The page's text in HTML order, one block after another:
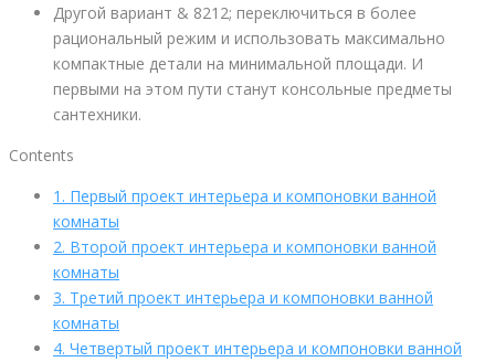
Другой вариант & 8212; переключиться в более
рациональный режим и использовать максимально
компактные детали на минимальной площади. И
первыми на этом пути станут консольные предметы
сантехники.
Contents
1. Первый проект интерьера и компоновки ванной
комнаты
2. Второй проект интерьера и компоновки ванной
комнаты
3. Третий проект интерьера и компоновки ванной
комнаты
4. Четвертый проект интерьера и компоновки ванной